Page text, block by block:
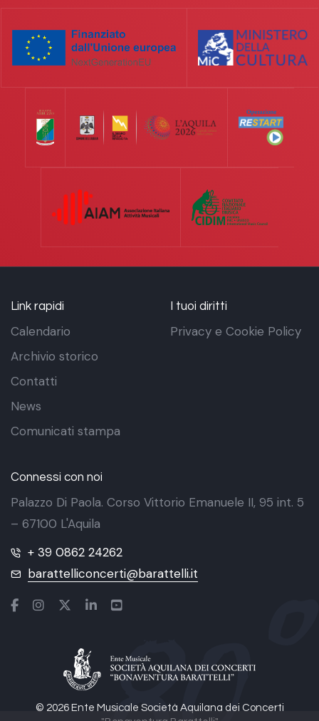
© 2026 Ente Musicale Società Aquilana dei Concerti
Link rapidi
Calendario
Archivio storico
Contatti
News
Comunicati stampa
I tuoi diritti
Privacy e Cookie Policy
Connessi con noi
Palazzo Di Paola. Corso Vittorio Emanuele II, 95 int. 5
– 67100 L'Aquila
+ 39 0862 24262
barattelliconcerti@barattelli.it